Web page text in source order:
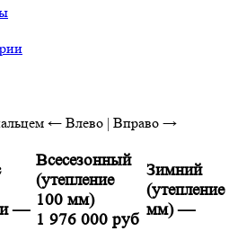
← Влево | Вправо →
—
Всесезонный
(утепление
100 мм)
1 976 000 руб
Зимний
мм)—